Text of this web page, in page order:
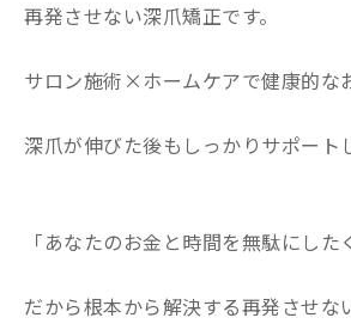
再発させない深爪矯正です。
サロン施術×ホームケアで健康的な
深爪が伸びた後もしっかりサポート
「あなたのお金と時間を無駄にした
だから根本から解決する再発させな